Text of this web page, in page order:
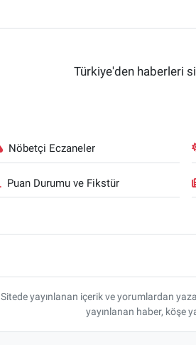
Türkiye'den haberleri
Nöbetçi Eczaneler
Puan Durumu ve Fikstür
Sitede yayınlanan içerik ve yorumlardan
yayınlanan haber, köşe